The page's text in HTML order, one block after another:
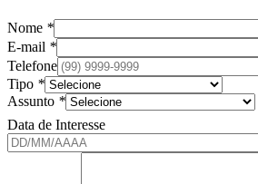
Nome *
E-mail *
Telefone
Tipo *
Assunto *
Data de Interesse